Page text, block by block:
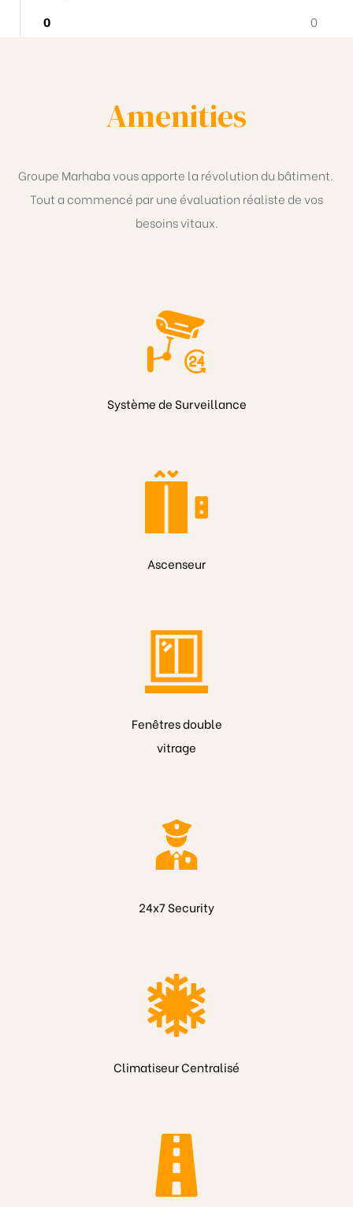
0
0
Amenities
Groupe Marhaba vous apporte la révolution du bâtiment.
Tout a commencé par une évaluation réaliste de vos
besoins vitaux.
Système de Surveillance
Ascenseur
Fenêtres double
vitrage
24x7 Security
Climatiseur Centralisé